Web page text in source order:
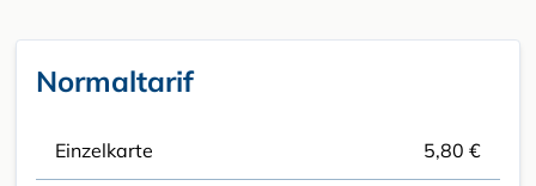
Normaltarif
Einzelkarte 5,80 €